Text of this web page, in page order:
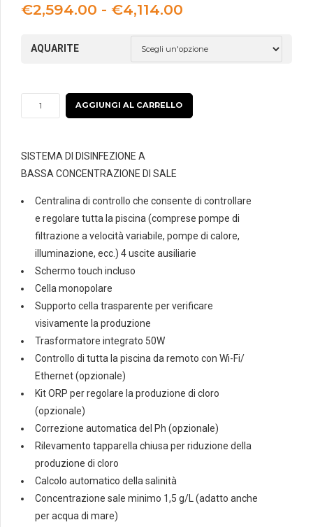
€2,594.00 - €4,114.00
prezzo:
da
€2,594.00
€4,114.00
AQUARITE
AQUARITE
COMMERCIAL
SALT
quantità
AGGIUNGI AL CARRELLO
SISTEMA DI DISINFEZIONE A
BASSA CONCENTRAZIONE DI SALE
Centralina di controllo che consente di controllare
e regolare tutta la piscina (comprese pompe di
filtrazione a velocità variabile, pompe di calore,
illuminazione, ecc.) 4 uscite ausiliarie
Schermo touch incluso
Cella monopolare
Supporto cella trasparente per verificare
visivamente la produzione
Trasformatore integrato 50W
Controllo di tutta la piscina da remoto con Wi-Fi/
Ethernet (opzionale)
Kit ORP per regolare la produzione di cloro
(opzionale)
Correzione automatica del Ph (opzionale)
Rilevamento tapparella chiusa per riduzione della
produzione di cloro
Calcolo automatico della salinità
Concentrazione sale minimo 1,5 g/L (adatto anche
per acqua di mare)